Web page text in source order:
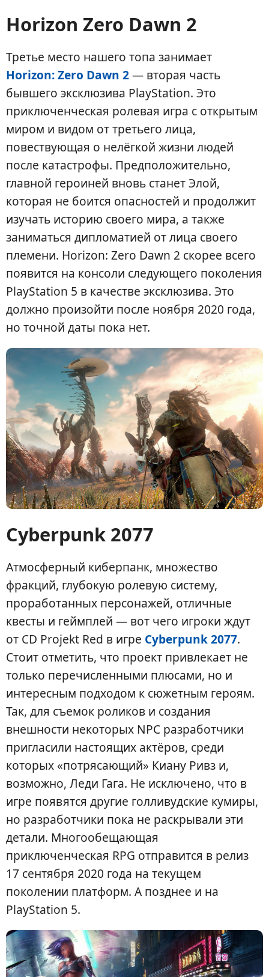
Horizon Zero Dawn 2
Третье место нашего топа занимает
Horizon: Zero Dawn 2— вторая часть
бывшего эксклюзива PlayStation. Это
приключенческая ролевая игра с открытым
миром и видом от третьего лица,
повествующая о нелёгкой жизни людей
после катастрофы. Предположительно,
главной героиней вновь станет Элой,
которая не боится опасностей и продолжит
изучать историю своего мира, а также
заниматься дипломатией от лица своего
племени. Horizon: Zero Dawn 2 скорее всего
появится на консоли следующего поколения
PlayStation 5 в качестве эксклюзива. Это
должно произойти после ноября 2020 года,
но точной даты пока нет.
Cyberpunk 2077
Атмосферный киберпанк, множество
фракций, глубокую ролевую систему,
проработанных персонажей, отличные
квесты и геймплей — вот чего игроки ждут
от CD Projekt Red в игре Cyberpunk 2077.
Стоит отметить, что проект привлекает не
только перечисленными плюсами, но и
интересным подходом к сюжетным героям.
Так, для съемок роликов и создания
внешности некоторых NPC разработчики
пригласили настоящих актёров, среди
которых «потрясающий» Киану Ривз и,
возможно, Леди Гага. Не исключено, что в
игре появятся другие голливудские кумиры,
но разработчики пока не раскрывали эти
детали. Многообещающая
приключенческая RPG отправится в релиз
17 сентября 2020 года на текущем
поколении платформ. А позднее и на
PlayStation 5.